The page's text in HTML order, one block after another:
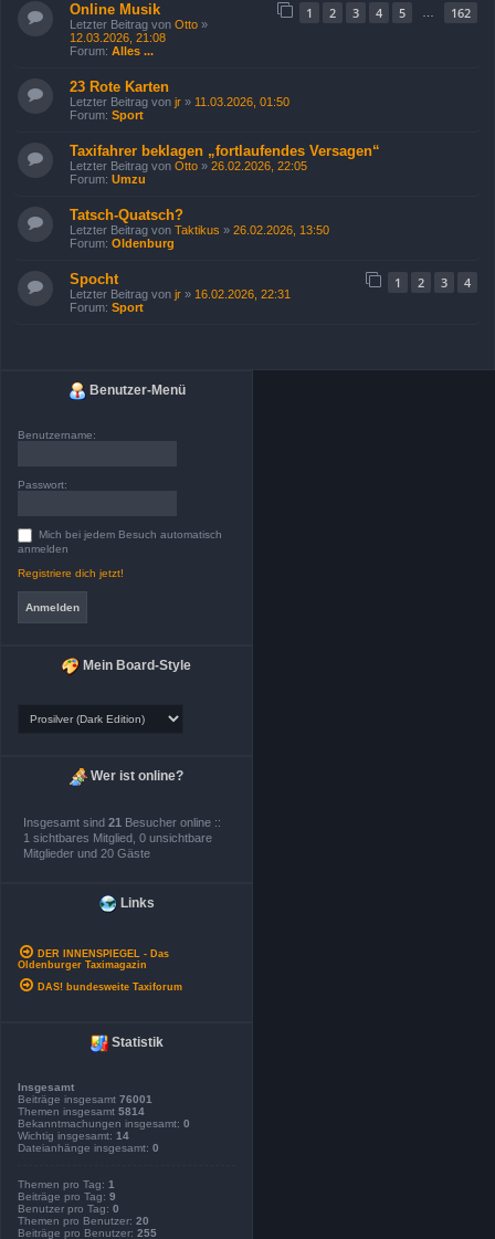
Online Musik 1 2 3 4 5 162
Letzter Beitrag von Otto »
12.03.2026, 21:08
Forum: Alles ...
23 Rote Karten
Letzter Beitrag von jr » 11.03.2026, 01:50
Forum: Sport
Taxifahrer beklagen „fortlaufendes Versagen“
Letzter Beitrag von Otto » 26.02.2026, 22:05
Forum: Umzu
Tatsch-Quatsch?
Letzter Beitrag von Taktikus » 26.02.2026, 13:50
Forum: Oldenburg
Spocht 1 2 3 4
Letzter Beitrag von jr » 16.02.2026, 22:31
Forum: Sport
Benutzer-Menü
Benutzername:
Passwort:
Mich bei jedem Besuch automatisch
anmelden
Registriere dich jetzt!
Mein Board-Style
Wer ist online?
Insgesamt sind 21 Besucher online ::
1 sichtbares Mitglied, 0 unsichtbare
Mitglieder und 20 Gäste
Links
DER INNENSPIEGEL - Das
Oldenburger Taximagazin
DAS! bundesweite Taxiforum
Statistik
Insgesamt
Beiträge insgesamt 76001
Themen insgesamt 5814
Bekanntmachungen insgesamt: 0
Wichtig insgesamt: 14
Dateianhänge insgesamt: 0
Themen pro Tag: 1
Beiträge pro Tag: 9
Benutzer pro Tag: 0
Themen pro Benutzer: 20
Beiträge pro Benutzer: 255